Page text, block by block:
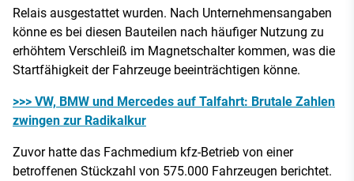
Relais ausgestattet wurden. Nach Unternehmensangaben
könne es bei diesen Bauteilen nach häufiger Nutzung zu
erhöhtem Verschleiß im Magnetschalter kommen, was die
Startfähigkeit der Fahrzeuge beeinträchtigen könne.
>>> VW, BMW und Mercedes auf Talfahrt: Brutale Zahlen
zwingen zur Radikalkur
Zuvor hatte das Fachmedium kfz-Betrieb von einer
betroffenen Stückzahl von 575.000 Fahrzeugen berichtet.